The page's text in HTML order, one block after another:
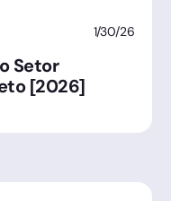
1/30/26
Setor
[2026]